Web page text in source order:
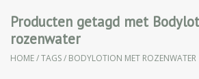
Lichaamsverzorging
Producten getagd met
rozenwater
HOME/TAGS/ BODYLOTION MET ROZENWATER